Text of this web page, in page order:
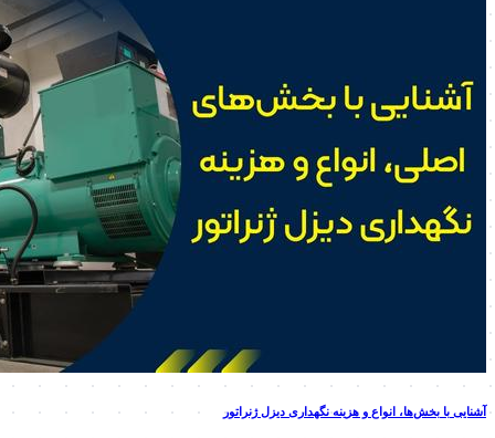
آشنایی با بخش‌ها، انواع و هزینه نگهداری دیزل ژنراتور